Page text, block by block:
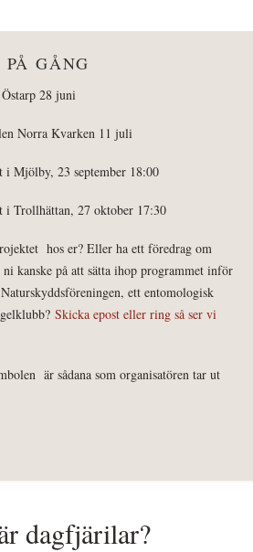
PÅ GÅNG
28 juni
Norra Kvarken 11 juli
Mjölby, 23 september 18:00
Trollhättan, 27 oktober 17:30
hos er? Eller ha ett föredrag om
kanske på att sätta ihop programmet inför
ett entomologisk
Skicka epost eller ring så ser vi
är sådana som organisatören tar ut
dagfjärilar?